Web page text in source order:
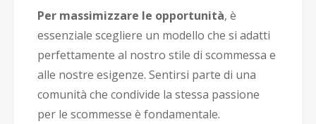
Per massimizzare le opportunità, è
essenziale scegliere un modello che si adatti
perfettamente al nostro stile di scommessa e
alle nostre esigenze. Sentirsi parte di una
comunità che condivide la stessa passione
per le scommesse è fondamentale.